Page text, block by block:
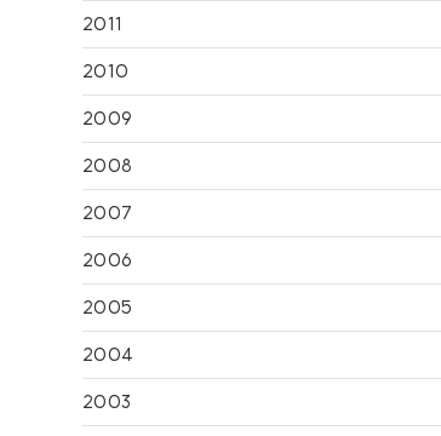
2011
2010
2009
2008
2007
2006
2005
2004
2003